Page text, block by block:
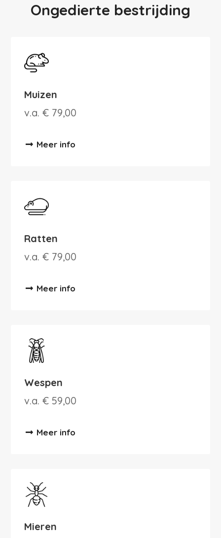
Ongedierte bestrijding
Muizen
v.a. € 79,00
Meer info
Ratten
v.a. € 79,00
Meer info
Wespen
v.a. € 59,00
Meer info
Mieren